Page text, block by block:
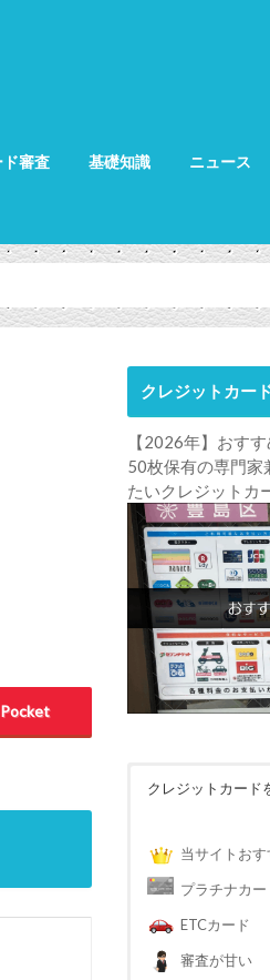
審査 基礎知識 ニュース
Pocket
クレジットカー
【2026年】おす
50枚保有の専門家
たいクレジットカ
クレジットカード
当サイトおす
プラチナカー
ETCカード
審査が甘い